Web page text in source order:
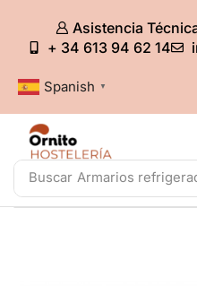
Asistencia
+ 34 613 94 62 14
Spanish ▼
Buscar Armarios